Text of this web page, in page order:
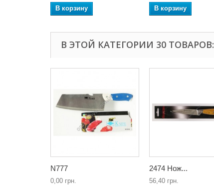
В корзину В корзину
В ЭТОЙ КАТЕГОРИИ 30 ТОВАРОВ:
N777
0,00 грн.
2474 Нож...
56,40 грн.